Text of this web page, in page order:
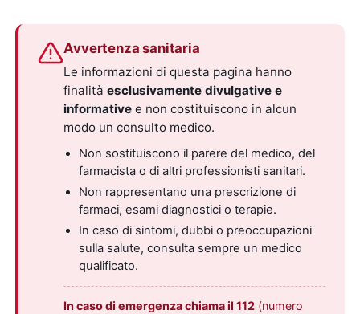
Avvertenza sanitaria
Le informazioni di questa pagina hanno
finalitàesclusivamente divulgative e
informative e non costituiscono in alcun
modo un consulto medico.
Non sostituiscono il parere del medico, del
farmacista o di altri professionisti sanitari.
Non rappresentano una prescrizione di
farmaci, esami diagnostici o terapie.
In caso di sintomi, dubbi o preoccupazioni
sulla salute, consulta sempre un medico
qualificato.
In caso di emergenza chiama il 112 (numero